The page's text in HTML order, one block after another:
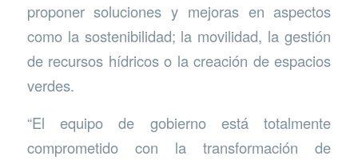
proponer soluciones y mejoras en aspectos
como la sostenibilidad; la movilidad, la gestión
de recursos hídricos o la creación de espacios
verdes.
“El equipo de gobierno está totalmente
comprometido con la transformación de